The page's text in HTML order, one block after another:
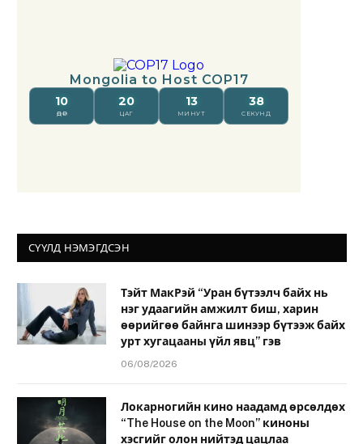
СҮҮЛД НЭМЭГДСЭН
Тэйт МакРэй “Уран бүтээлч байх нь
нэг удаагийн амжилт биш, харин
өөрийгөө байнга шинээр бүтээж байх
урт хугацааны үйл явц” гэв
06/08/2026
Локарногийн кино наадамд өрсөлдөх
“The House on the Moon” киноны
хэсгийг олон нийтэд цацлаа